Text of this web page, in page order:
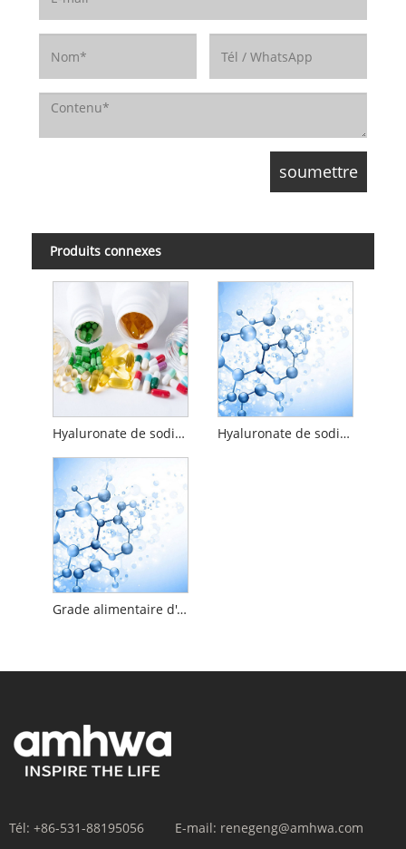
Produits connexes
Hyaluronate de sodium de qualité alimentaire Hyaluronate de sodium cationique
Grade alimentaire d'acide hyaluronique
Tél: +86-531-88195056 E-mail: renegeng@amhwa.com